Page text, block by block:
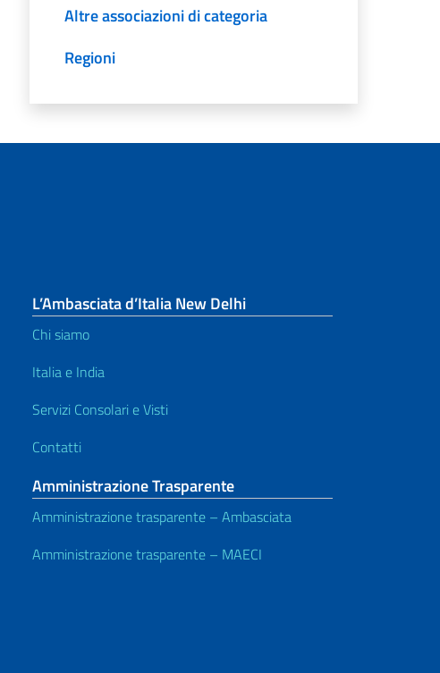
Altre associazioni di categoria
Regioni
L’Ambasciata d’Italia New Delhi
Chi siamo
Italia e India
Servizi Consolari e Visti
Contatti
Amministrazione Trasparente
Amministrazione trasparente – Ambasciata
Amministrazione trasparente – MAECI